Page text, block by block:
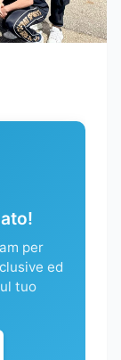
per
ed
tuo